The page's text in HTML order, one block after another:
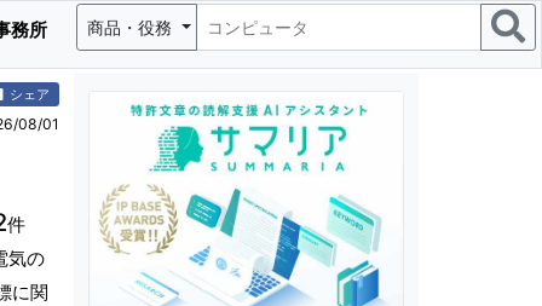
務所 商品・役務
シェア
08/01
件
気の
に関